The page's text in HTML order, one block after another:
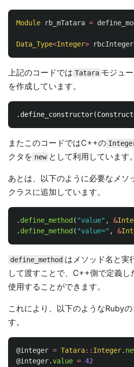
Module rb_mTatara =
Data_Type<Integer> rbcInteger
上記のコードでは Tatara モジュ
を作成しています。
またこのコードではC++の
クタを new として利用しています。
あとは、以下のように必要なメソ
クラスに追加しています。
. define_method ( "value" , &
. define_method ( "value=" , &
define_method はメソッド名と実
して渡すことで、C++側で定義
使用することができます。
これにより、以下のようなRuby
す。
@integer = Tatara:: Integer.
@integer.value = 42